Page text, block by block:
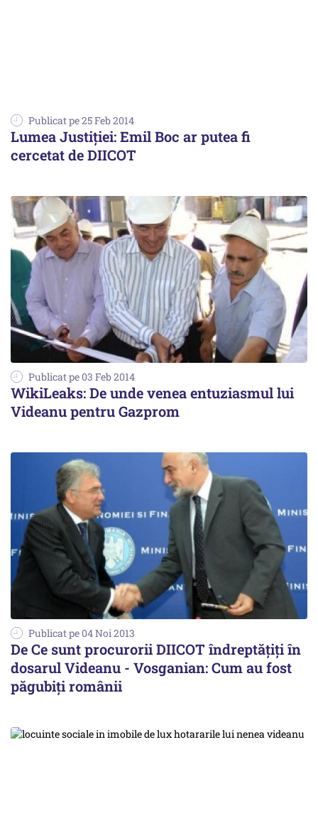
Publicat pe 25 Feb 2014
Lumea Justiției: Emil Boc ar putea fi
cercetat de DIICOT
Publicat pe 03 Feb 2014
WikiLeaks: De unde venea entuziasmul lui
Videanu pentru Gazprom
Publicat pe 04 Noi 2013
De Ce sunt procurorii DIICOT îndreptățiți în
dosarul Videanu - Vosganian: Cum au fost
păgubiți românii